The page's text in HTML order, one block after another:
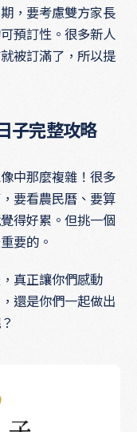
，要考慮雙方家長
預訂性。很多新人
被訂滿了，所以提
子完整攻略
中那麼複雜！很多
要看農民曆、要算
得好累。但挑一個
要的。
真正讓你們感動
還是你們一起做出